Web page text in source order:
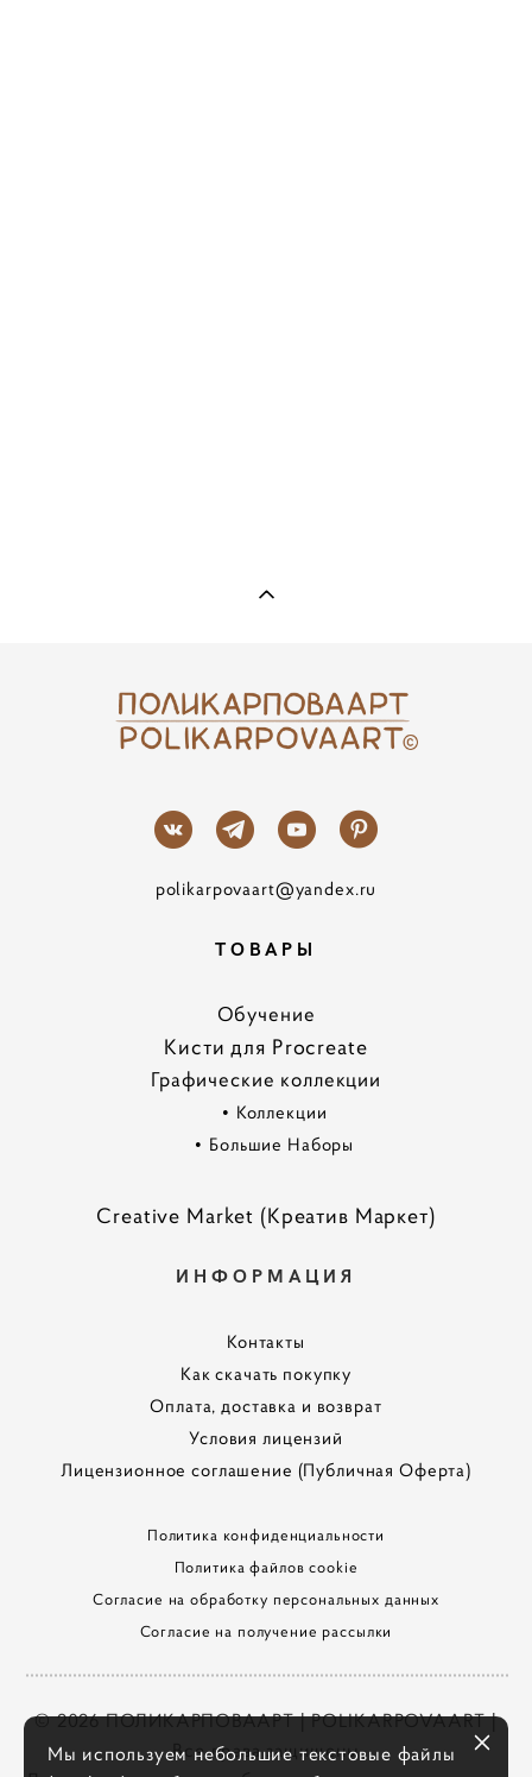
polikarpovaart@yandex.ru
ТОВАРЫ
Обучение
Кисти для Procreate
Графические коллекции
• Коллекции
• Большие Наборы
Creative Market (Креатив Маркет)
ИНФОРМАЦИЯ
Контакты
Как скачать покупку
Оплата, доставка и возврат
Условия лицензий
Лицензионное соглашение (Публичная Оферта)
Политика конфиденциальности
Политика файлов cookie
Согласие на обработку персональных данных
Согласие на получение рассылки
© 2026 ПОЛИКАРПОВААРТ | POLIKARPOVAART |
Все права защищены
Мы используем небольшие текстовые файлы